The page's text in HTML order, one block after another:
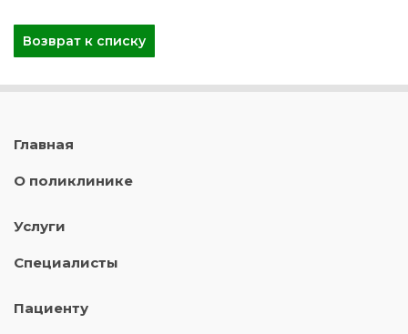
Возврат к списку
Главная
О поликлинике
Услуги
Специалисты
Пациенту